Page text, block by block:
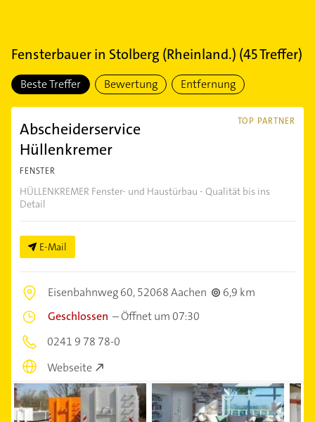
Fensterbauerin Stolberg (Rheinland.) (45Treffer)
Beste Treffer Bewertung Entfernung
TOP PARTNER
Abscheiderservice
Hüllenkremer
FENSTER
HÜLLENKREMER Fenster- und Haustürbau - Qualität bis ins
Detail
E-Mail
Eisenbahnweg 60,52068 Aachen
6,9 km
Geschlossen –Öffnet um 07:30
0241 9 78 78-0
Webseite